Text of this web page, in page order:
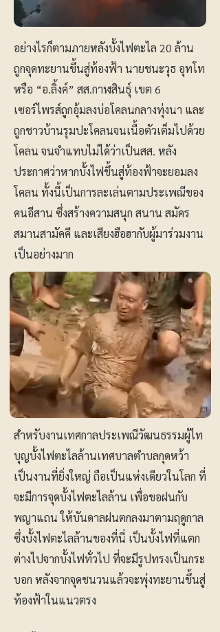
อย่างไรก็ตามภายหลังบั้งไฟตะไล 20 ล้าน
ถูกจุดทะยานขึ้นสู่ท้องฟ้า นายชนะวุธ อุทโท
หรือ “อ.ลิ้งค์” สส.กาฬสินธุ์ เขต 6
เซอร์ไพรส์ถูกอุ้มลงบ่อโคลนกลางทุ่งนา และ
ถูกชาวบ้านรุมปะโคลนจนเนื้อตัวเต็มไปด้วย
โคลน จนจำแทบไม่ได้ว่าเป็นสส. หลัง
ประกาศว่าหากบั้งไฟขึ้นสู่ท้องฟ้าจะยอมลง
โคลน ทั้งนี้เป็นการละเล่นตามประเพณีของ
คนอีสาน ซึ่งสร้างความสนุก สนาน สมัคร
สมานสามัคคี และเสียงฮือฮากับผู้มาร่วมงาน
เป็นอย่างมาก
สำหรับงานเทศกาลประเพณีวัฒนธรรมผู้ไท
บุญบั้งไฟตะไลล้านเทศบาลตำบลกุดหว้า
เป็นงานที่ยิ่งใหญ่ ถือเป็นแห่งเดียวในโลก ที่
จะมีการจุดบั้งไฟตะไลล้าน เพื่อขอฝนกับ
พญาแถน ให้บันดาลฝนตกลงมาตามฤดูกาล
ซึ่งบั้งไฟตะไลล้านของที่นี่ เป็นบั้งไฟที่แตก
ต่างไปจากบั้งไฟทั่วไป ที่จะมีรูปทรงเป็นกระ
บอก หลังจากจุดชนวนแล้วจะพุ่งทะยานขึ้นสู่
ท้องฟ้าในแนวตรง